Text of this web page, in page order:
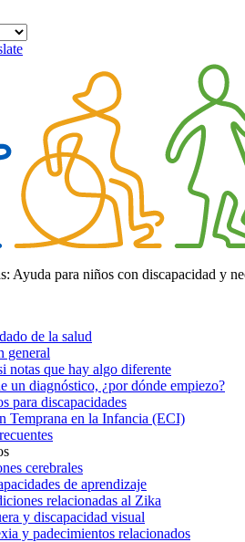
Ayuda para niños con discapacidad y
de la salud
general
notas que hay algo diferente
un diagnóstico, ¿por dónde empiezo?
para discapacidades
Temprana en la Infancia (ECI)
cerebrales
de aprendizaje
relacionadas al Zika
y discapacidad visual
y padecimientos relacionados